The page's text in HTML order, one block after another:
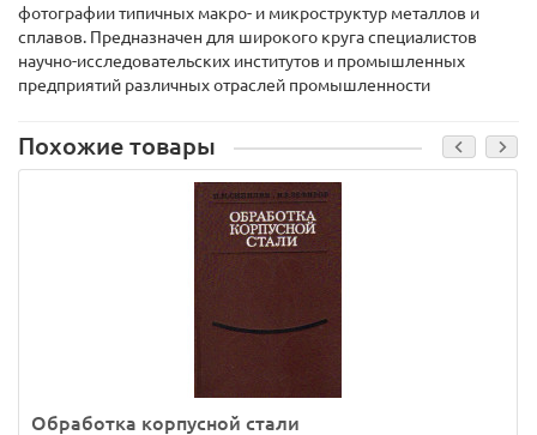
фотографии типичных макро- и микроструктур металлов и
сплавов. Предназначен для широкого круга специалистов
научно-исследовательских институтов и промышленных
предприятий различных отраслей промышленности
Похожие товары
Обработка корпусной стали